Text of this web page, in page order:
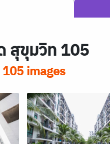
สุขุมวิท 105
images